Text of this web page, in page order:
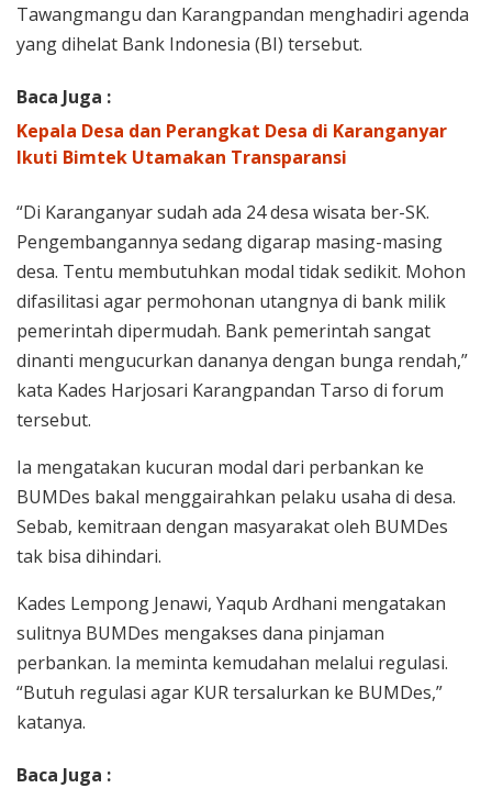
Tawangmangu dan Karangpandan menghadiri agenda
yang dihelat Bank Indonesia (BI) tersebut.
Baca Juga :
Kepala Desa dan Perangkat Desa di Karanganyar
Ikuti Bimtek Utamakan Transparansi
“Di Karanganyar sudah ada 24 desa wisata ber-SK.
Pengembangannya sedang digarap masing-masing
desa. Tentu membutuhkan modal tidak sedikit. Mohon
difasilitasi agar permohonan utangnya di bank milik
pemerintah dipermudah. Bank pemerintah sangat
dinanti mengucurkan dananya dengan bunga rendah,”
kata Kades Harjosari Karangpandan Tarso di forum
tersebut.
Ia mengatakan kucuran modal dari perbankan ke
BUMDes bakal menggairahkan pelaku usaha di desa.
Sebab, kemitraan dengan masyarakat oleh BUMDes
tak bisa dihindari.
Kades Lempong Jenawi, Yaqub Ardhani mengatakan
sulitnya BUMDes mengakses dana pinjaman
perbankan. Ia meminta kemudahan melalui regulasi.
“Butuh regulasi agar KUR tersalurkan ke BUMDes,”
katanya.
Baca Juga :